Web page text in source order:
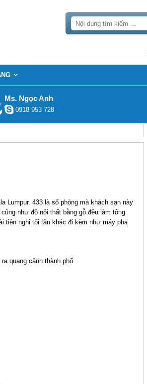
Ms. Ngọc Anh
0918 953 728
Lumpur. 433 là số phòng mà khách sạn này
như đồ nội thất bằng gỗ đều làm tông
tiện nghi tối tân khác đi kèm như máy pha
quang cảnh thành phố